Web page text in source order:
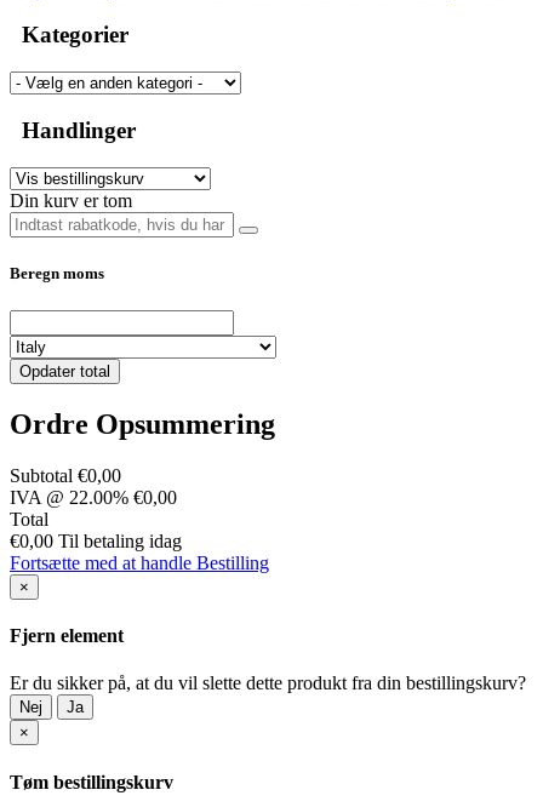
Kategorier
Handlinger
Din kurv er tom
Beregn moms
Opdater total
Ordre Opsummering
Subtotal €0,00
IVA @ 22.00% €0,00
Total
€0,00 Til betaling idag
Fortsætte med at handle Bestilling
×
Fjern element
Er du sikker på, at du vil slette dette produkt fra din bestillingskurv?
Nej
Ja
×
Tøm bestillingskurv